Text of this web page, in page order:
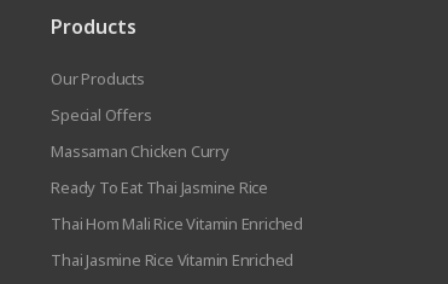
Products
Our Products
Special Offers
Massaman Chicken Curry
Ready To Eat Thai Jasmine Rice
Thai Hom Mali Rice Vitamin Enriched
Thai Jasmine Rice Vitamin Enriched